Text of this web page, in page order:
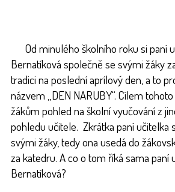
Od minulého školního roku si paní
Bernatíková společně se svými žáky
tradici na poslední aprílový den, a to
názvem „DEN NARUBY“. Cílem
žákům pohled na školní vyučování z
pohledu učitele. Zkrátka paní učitelka
svými žáky, tedy ona usedá do
za katedru. A co o tom říká sama paní
Bernatíková?